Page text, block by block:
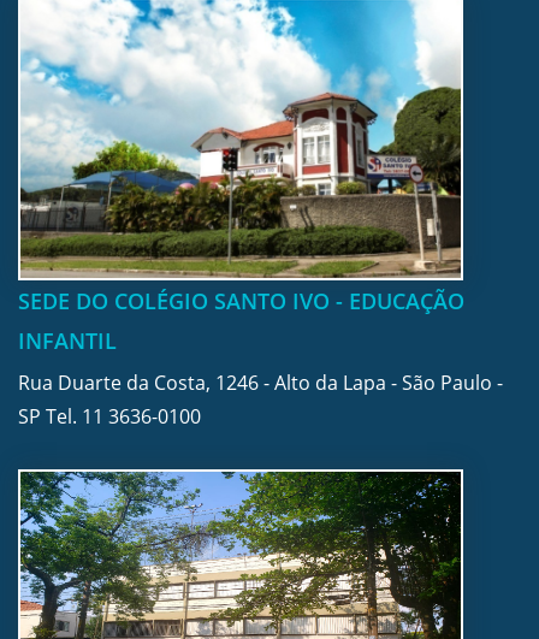
SEDE DO COLÉGIO SANTO IVO - EDUCAÇÃO
INFANTIL
Rua Duarte da Costa, 1246 - Alto da Lapa - São Paulo -
SP Tel. 11 3636-0100